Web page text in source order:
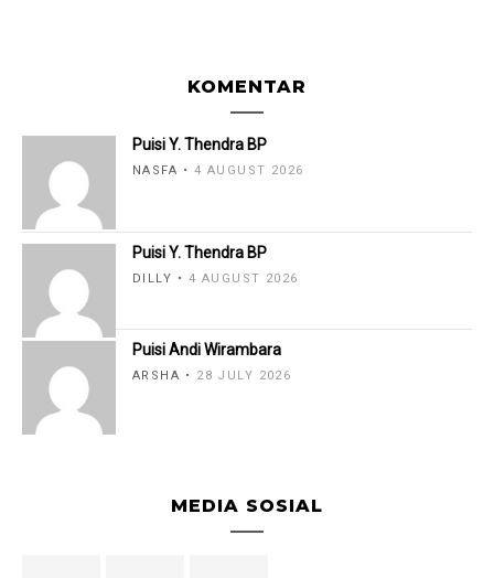
KOMENTAR
Puisi Y. Thendra BP
NASFA 4 AUGUST 2026
Puisi Y. Thendra BP
DILLY 4 AUGUST 2026
Puisi Andi Wirambara
ARSHA 28 JULY 2026
MEDIA SOSIAL